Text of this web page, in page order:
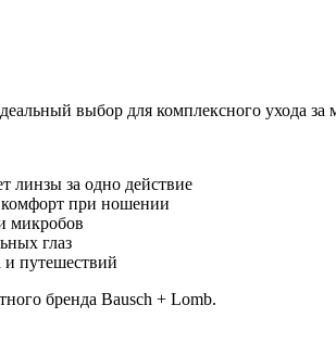
выбор для комплексного ухода
линзы за одно действие
комфорт при ношении
микробов
глаз
путешествий
бренда Bausch + Lomb.